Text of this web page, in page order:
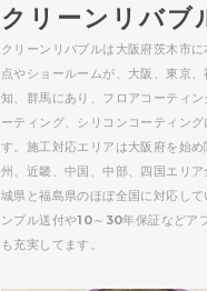
クリーンリバブ
クリーンリバブルは大阪府茨木市
点やショールームが、大阪、東京
知、群馬にあり、フロアコーティン
ーティング、シリコンコーティング
す。施工対応エリアは大阪府を始
州、近畿、中国、中部、四国エリ
城県と福島県のほぼ全国に対応し
ンプル送付や10～30年保証などア
も充実してます。